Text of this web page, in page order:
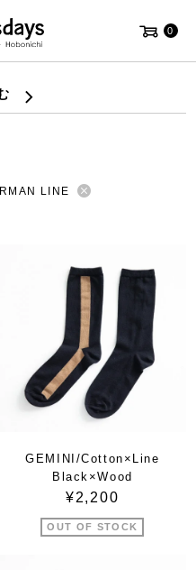
0
LINE
GEMINI/Cotton×Line
Black×Wood
¥2,200
OUT OF STOCK